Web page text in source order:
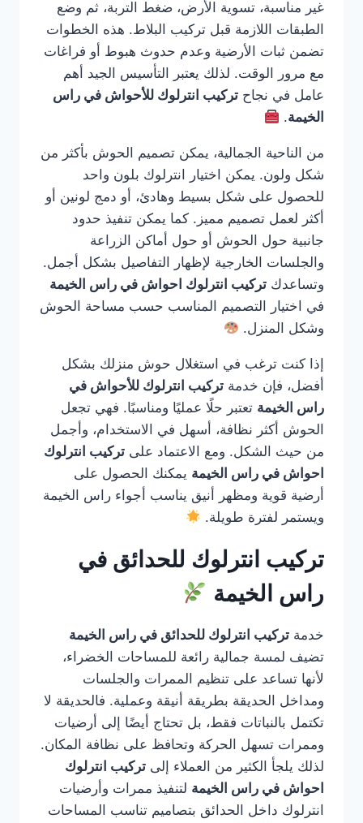
غير مناسبة، تسوية الأرض، ضغط التربة، ثم وضع
الطبقات اللازمة قبل تركيب البلاط. هذه الخطوات
تضمن ثبات الأرضية وعدم حدوث هبوط أو فراغات
مع مرور الوقت. لذلك يعتبر التأسيس الجيد أهم
عامل في نجاح تركيب انترلوك للأحواش في راس
الخيمة.
من الناحية الجمالية، يمكن تصميم الحوش بأكثر من
شكل ولون. يمكن اختيار انترلوك بلون واحد
للحصول على شكل بسيط وهادئ، أو دمج لونين أو
أكثر لعمل تصميم مميز. كما يمكن تنفيذ حدود
جانبية حول الحوش أو حول أماكن الزراعة
والجلسات الخارجية لإظهار التفاصيل بشكل أجمل.
وتساعدك تركيب انترلوك احواش في راس الخيمة
في اختيار التصميم المناسب حسب مساحة الحوش
وشكل المنزل.
إذا كنت ترغب في استغلال حوش منزلك بشكل
أفضل، فإن خدمة تركيب انترلوك للأحواش في
راس الخيمة تعتبر حلًا عمليًا ومناسبًا. فهي تجعل
الحوش أكثر نظافة، أسهل في الاستخدام، وأجمل
من حيث الشكل. ومع الاعتماد على تركيب انترلوك
احواش في راس الخيمة يمكنك الحصول على
أرضية قوية ومظهر أنيق يناسب أجواء راس الخيمة
ويستمر لفترة طويلة.
تركيب انترلوك للحدائق في
راس الخيمة
خدمة تركيب انترلوك للحدائق في راس الخيمة
تضيف لمسة جمالية رائعة للمساحات الخضراء،
لأنها تساعد على تنظيم الممرات والجلسات
ومداخل الحديقة بطريقة أنيقة وعملية. فالحديقة لا
تكتمل بالنباتات فقط، بل تحتاج أيضًا إلى أرضيات
وممرات تسهل الحركة وتحافظ على نظافة المكان.
لذلك يلجأ الكثير من العملاء إلى تركيب انترلوك
احواش في راس الخيمة لتنفيذ ممرات وأرضيات
انترلوك داخل الحدائق بتصاميم تناسب المساحات